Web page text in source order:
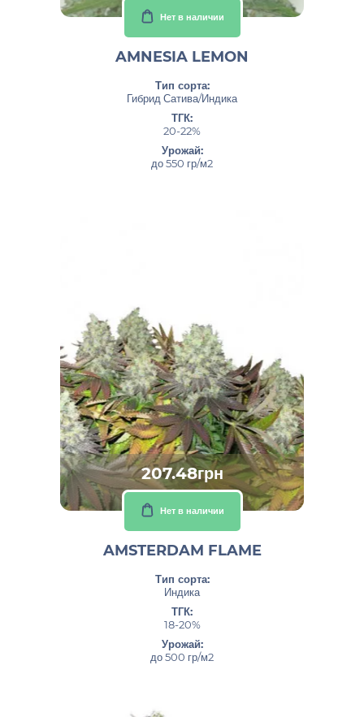
Нет в наличии
AMNESIA LEMON
Тип сорта:
Гибрид Сатива/Индика
ТГК:
20-22%
Урожай:
до 550 гр/м2
207.48грн
Нет в наличии
AMSTERDAM FLAME
Тип сорта:
Индика
ТГК:
18-20%
Урожай:
до 500 гр/м2